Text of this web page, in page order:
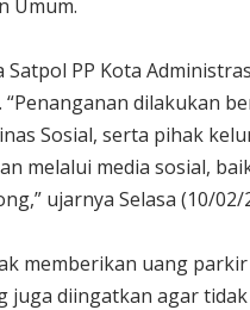
Umum.
Satpol PP Kota
dilakukan
Sosial, serta pihak
melalui media sosial,
ujarnya Selasa (10/02/
memberikan uang
juga diingatkan agar